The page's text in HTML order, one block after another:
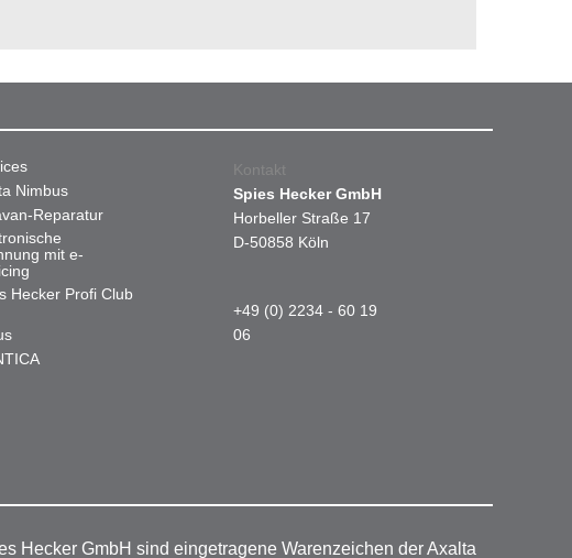
Nimbus
Reparatur
mit e-
Hecker Profi Club
Kontakt
Spies Hecker GmbH
Horbeller Straße 17
D-50858 Köln
+49 (0) 2234 - 60 19
06
Hecker GmbH sind eingetragene Warenzeichen der Axalta